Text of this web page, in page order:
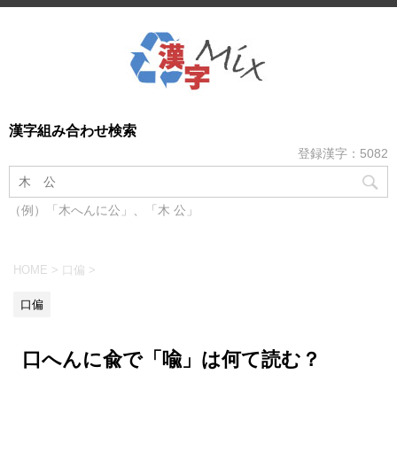
漢字組み合わせ検索
登録漢字：5082
（例）「木へんに公」、「木 公」
HOME > 口偏 >
口偏
口へんに兪で「喩」は何て読む？